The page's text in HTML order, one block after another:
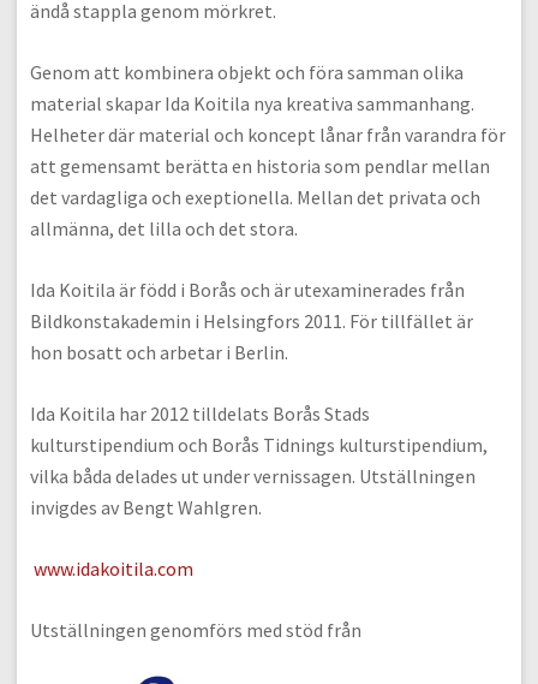
ändå stappla genom mörkret.
Genom att kombinera objekt och föra samman olika
material skapar Ida Koitila nya kreativa sammanhang.
Helheter där material och koncept lånar från varandra för
att gemensamt berätta en historia som pendlar mellan
det vardagliga och exeptionella. Mellan det privata och
allmänna, det lilla och det stora.
Ida Koitila är född i Borås och är utexaminerades från
Bildkonstakademin i Helsingfors 2011. För tillfället är
hon bosatt och arbetar i Berlin.
Ida Koitila har 2012 tilldelats Borås Stads
kulturstipendium och Borås Tidnings kulturstipendium,
vilka båda delades ut under vernissagen. Utställningen
invigdes av Bengt Wahlgren.
www.idakoitila.com
Utställningen genomförs med stöd från